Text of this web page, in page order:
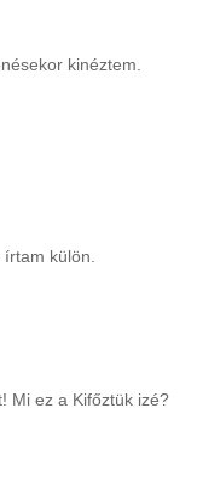
kinéztem.
külön.
Mi ez a Kifőztük izé?